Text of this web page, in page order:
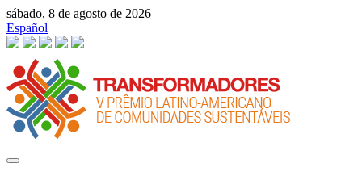
sábado, 8 de agosto de 2026
Español